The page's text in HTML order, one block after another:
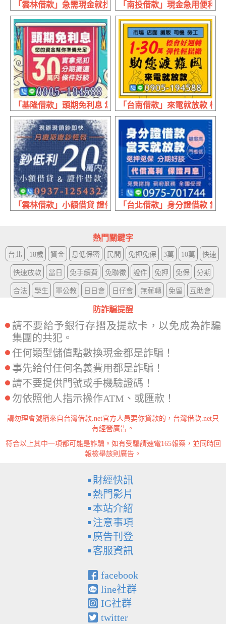
「雲林借款」急需現金就找我 證件超速貸 | 60萬內 來電立
「南投借款」現金急用便利
「基隆借款」頭期免利息 您的資金幫你準備充足 | 30萬內
「台南借款」來電就放款 標
「雲林借款」小額借貸 證件借款 | 20萬內 月繳期繳現辦現領
「台北借款」身分證借款 當
熱門關鍵字
台北 18歲 資金 息低保密 民間 免押免保 3萬 10萬 快速
快速放款 當日 免手續費 免聯徵 證件 免押 免保 分期
合法 學生 軍公教 日日會 日仔會 無薪轉 免留 互助會
防詐騙提醒
請不要給予銀行存摺及提款卡，以免成為詐騙
集團的共犯。
任何類型儲值點數換現金都是詐騙！
事先給付任何名義費用都是詐騙！
請不要提供門號或手機驗證碼！
勿依照他人指示操作ATM、或匯款！
請勿理會號稱來自台灣借款.net官方人員要你貸款的，台灣借款.net只
有經營廣告。
符合以上其中一項都可能是詐騙。如有受騙請速電165報案，並同時回
報檢舉該則廣告。
財經快訊
熱門影片
本站介紹
注意事項
廣告刊登
客服資訊
facebook
line社群
IG社群
twitter